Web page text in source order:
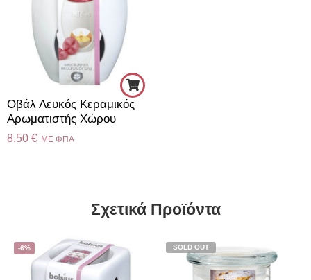
Οβάλ Λευκός Κεραμικός
Αρωματιστής Χώρου
8.50 € ME ΦΠΑ
Σχετικά Προϊόντα
-6% SOLD OUT